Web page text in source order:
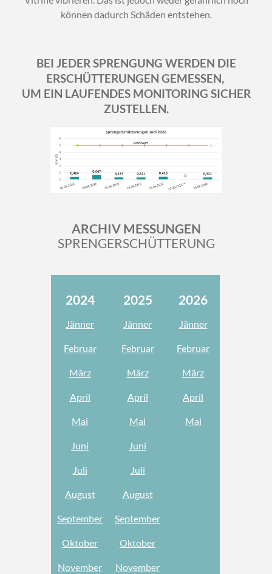
können dadurch Schäden entstehen.
BEI JEDER SPRENGUNG WERDEN DIE
ERSCHÜTTERUNGEN GEMESSEN,
UM EIN LAUFENDES MONITORING SICHER
ZUSTELLEN.
ARCHIV MESSUNGEN
SPRENGERSCHÜTTERUNG
2024
Jänner
Februar
März
April
Mai
Juni
Juli
August
September
Oktober
November
2025
Jänner
Februar
März
April
Mai
Juni
Juli
August
September
Oktober
November
2026
Jänner
Februar
März
April
Mai